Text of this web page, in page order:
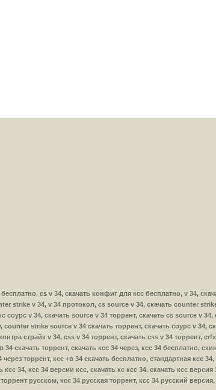
cs v 34, скачать конфиг для ксс бесплатно, v 34,
strike v 34, v 34 протокол, cs source v 34, скачать counter
v 34, скачать source v 34 торрент, скачать cs source v
strike source v 34 скачать торрент, скачать соурс v 34,
страйк v 34, css v 34 торрент, скачать css v 34 торрент,
34 скачать торрент, скачать ксс 34 через, ксс 34 бесплатно,
торрент, ксс +в 34 скачать бесплатно, стандартная ксс
34, ксс 34 версии ксс, скачать кс ксс 34, скачать ксс
русском, ксс 34 русская торрент, ксс 34 русский